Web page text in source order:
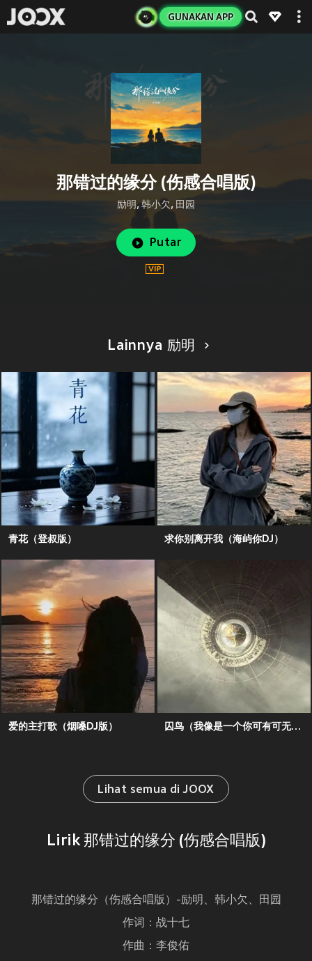
GUNAKAN APP
那错过的缘分 (伤感合唱版)
励明 ,韩小欠, 田园
Putar
Lainnya 励明
青花（登叔版） 求你别离开我（海屿你DJ）
爱的主打歌（烟嗓DJ版） 囚鸟（我像是一个你可有可无的影子）
Lihat semua di JOOX
Lirik 那错过的缘分 (伤感合唱版)
那错过的缘分（伤感合唱版）-励明、韩小欠、田园
作词：战十七
作曲：李俊佑